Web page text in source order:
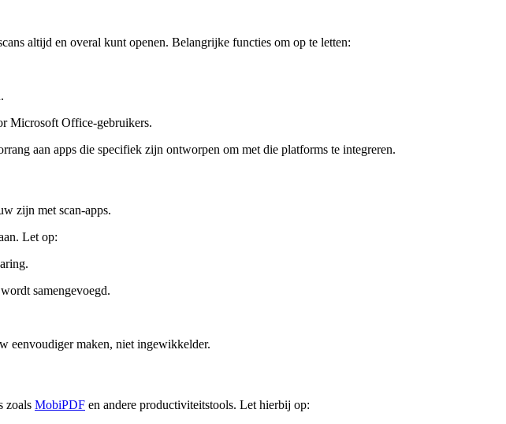
altijd en overal kunt openen. Belangrijke functies om op te letten:
Microsoft Office-gebruikers.
aan apps die specifiek zijn ontworpen om met die platforms te integreren.
zijn met scan-apps.
Let op:
samengevoegd.
eenvoudiger maken, niet ingewikkelder.
zoals MobiPDF en andere productiviteits­tools. Let hierbij op: